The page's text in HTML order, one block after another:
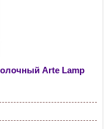
Arte Lamp